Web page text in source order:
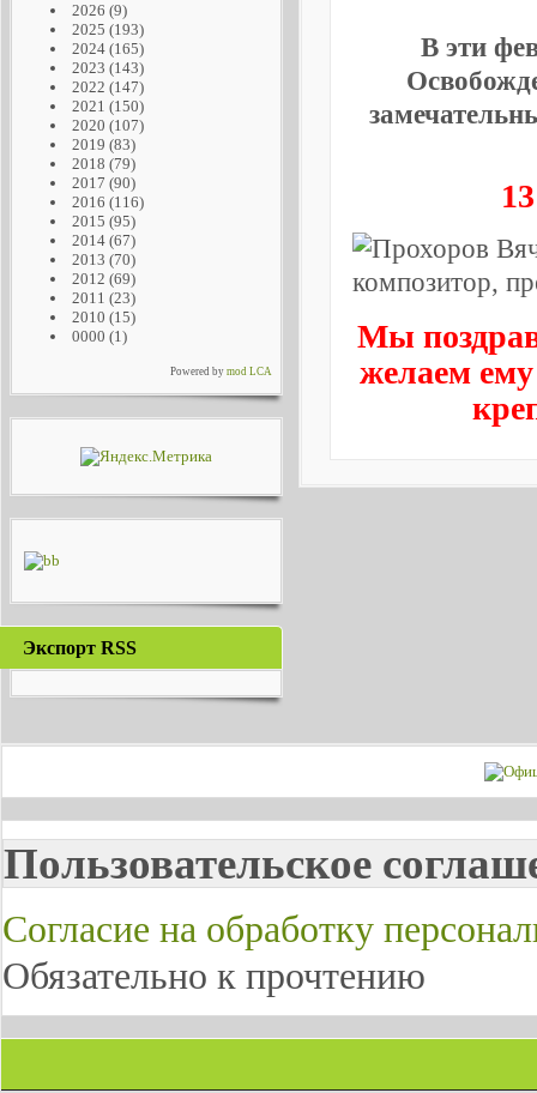
2026 (9)
2025 (193)
2024(165)
2023 (143)
2022 (147)
2021 (150)
2020 (107)
2019 (83)
2018 (79)
2017 (90)
2016 (116)
2015 (95)
2014(67)
2013 (70)
2012 (69)
2011 (23)
2010 (15)
0000 (1)
Powered bymod LCA
Экспорт RSS
В эти
Мы
желаем ему
Пользовательское
Согласие на обработку
Обязательно к прочтению